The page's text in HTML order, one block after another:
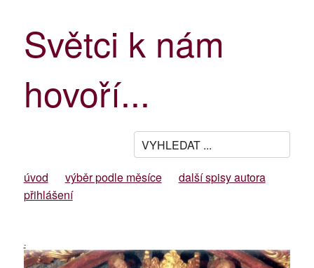
Světci k nám
hovoří...
úvod výběr podle měsíce
další spisy autora
přihlášení
-